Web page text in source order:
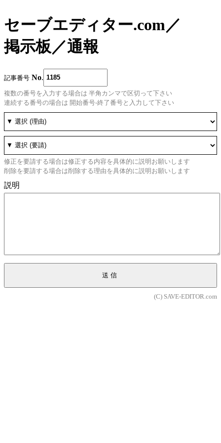
セーブエディター.com／
掲示板／通報
記事番号 No
複数の番号を入力する場合は 半角カンマで区切って下さい
連続する番号の場合は 開始番号-終了番号と入力して下さい
修正を要請する場合は修正する内容を具体的に説明お願いします
削除を要請する場合は削除する理由を具体的に説明お願いします
説明
送信
(C) SAVE-EDITOR.com